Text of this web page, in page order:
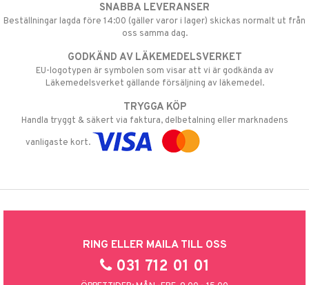
SNABBA LEVERANSER
Beställningar lagda före 14:00 (gäller varor i lager) skickas normalt ut från
oss samma dag.
GODKÄND AV LÄKEMEDELSVERKET
EU-logotypen är symbolen som visar att vi är godkända av
Läkemedelsverket gällande försäljning av läkemedel.
TRYGGA KÖP
Handla tryggt & säkert via faktura, delbetalning eller marknadens
vanligaste kort.
RING ELLER MAILA TILL OSS
031 712 01 01